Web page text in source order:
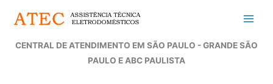
para
conteúdo
CENTRAL DE ATENDIMENTO EM SÃO PAULO - GRANDE SÃO
PAULO E ABC PAULISTA